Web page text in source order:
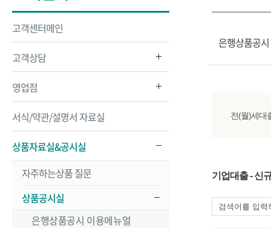
고객센터메인
고객상담
영업점
서식/약관/설명서 자료실
상품자료실&공시실
자주하는상품 질문
상품공시실
은행상품공시 이용메뉴얼
은행상품공
전(월)세대
기업대출 - 신